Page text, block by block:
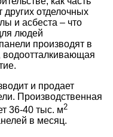
других отделочных
и асбеста – что
людей
производят в
водоотталкивающая
и продает
Производственная
36-40 тыс. м2
в месяц.